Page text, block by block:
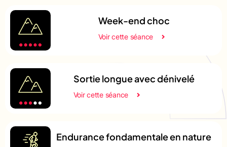
Week-end choc
Voir cette séance
Sortie longue avec dénivelé
Voir cette séance
Endurance fondamentale en nature